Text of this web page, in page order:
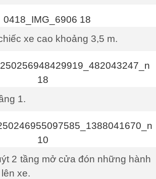
xe cao khoảng 3,5 m.
1.
2 tầng mở cửa đón những hành
xe.